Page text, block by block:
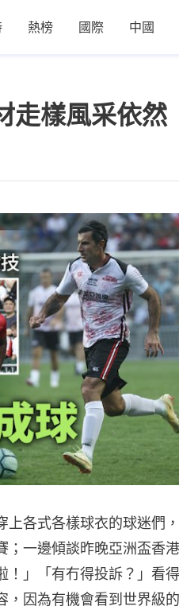
熱榜 國際 中國
走樣風采依
各式各樣球衣的球迷們，
；一邊傾談昨晚亞洲盃香港
！」「有冇得投訴？」看得
，因為有機會看到世界級的